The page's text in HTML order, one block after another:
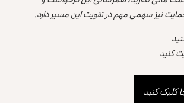
نیز سهمی مهم در تقویت این مسیر دارد.
کنید
کلیک کنید